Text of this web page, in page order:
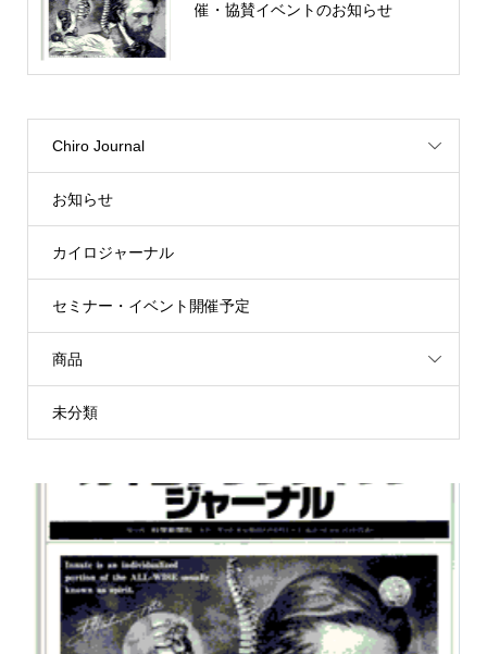
催・協賛イベントのお知らせ
Chiro Journal
お知らせ
カイロジャーナル
セミナー・イベント開催予定
商品
未分類